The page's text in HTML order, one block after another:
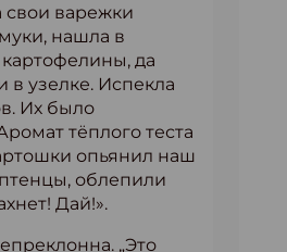
варежки
нашла в
да
в узелке. Испекла
Их было
тёплого теста
опьянил наш
облепили
Дай!».
„Это